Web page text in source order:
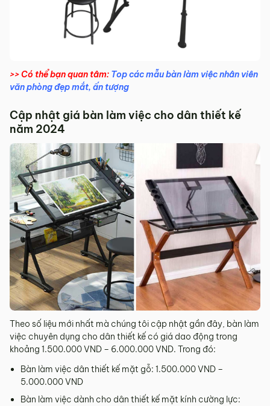
>> Có thể bạn quan tâm: Top các mẫu bàn làm việc nhân viên
văn phòng đẹp mắt, ấn tượng
Cập nhật giá bàn làm việc cho dân thiết kế
năm 2024
Theo số liệu mới nhất mà chúng tôi cập nhật gần đây, bàn làm
việc chuyên dụng cho dân thiết kế có giá dao động trong
khoảng 1.500.000 VND – 6.000.000 VND. Trong đó:
Bàn làm việc dân thiết kế mặt gỗ: 1.500.000 VND –
5.000.000 VND
Bàn làm việc dành cho dân thiết kế mặt kính cường lực: